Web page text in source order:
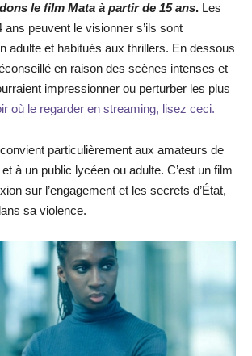
le film Mata à partir de 15 ans. Les
ans peuvent le visionner s’ils sont
adulte et habitués aux thrillers. En dessous
en raison des scènes intenses et
impressionner ou perturber les plus
où le regarder en streaming, lisez ceci.
convient particulièrement aux amateurs de
à un public lycéen ou adulte. C’est un film
sur l’engagement et les secrets d’État,
sa violence.